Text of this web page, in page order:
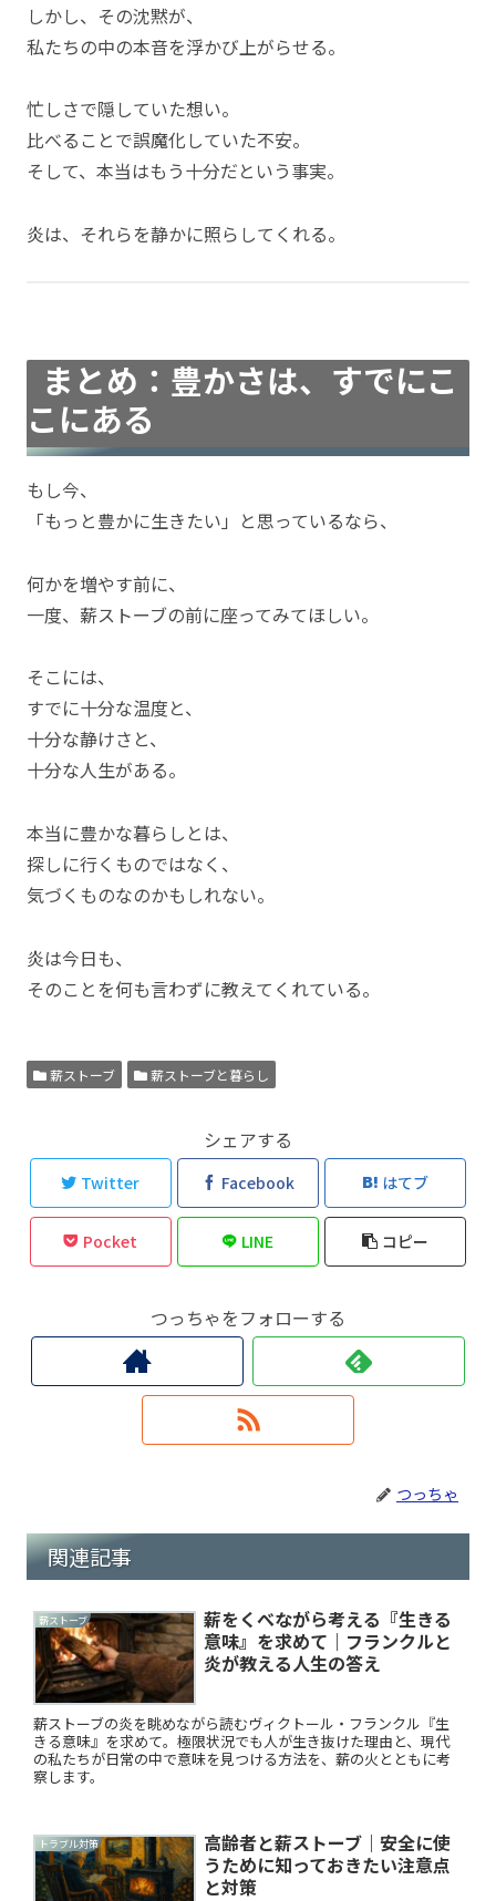
しかし、その沈黙が、
私たちの中の本音を浮かび上がらせる。
忙しさで隠していた想い。
比べることで誤魔化していた不安。
そして、本当はもう十分だという事実。
炎は、それらを静かに照らしてくれる。
まとめ：豊かさは、すでにこ
こにある
もし今、
「もっと豊かに生きたい」と思っているなら、
何かを増やす前に、
一度、薪ストーブの前に座ってみてほしい。
そこには、
すでに十分な温度と、
十分な静けさと、
十分な人生がある。
本当に豊かな暮らしとは、
探しに行くものではなく、
気づくものなのかもしれない。
炎は今日も、
そのことを何も言わずに教えてくれている。
薪ストーブ 薪ストーブと暮らし
シェアする
Twitter Facebook はてブ
Pocket LINE コピー
つっちゃをフォローする
つっちゃ
関連記事
薪ストーブ
薪をくべながら考える『生きる
意味』を求めて｜フランクルと
炎が教える人生の答え
薪ストーブの炎を眺めながら読むヴィクトール・フランクル『生
きる意味』を求めて。極限状況でも人が生き抜けた理由と、現代
の私たちが日常の中で意味を見つける方法を、薪の火とともに考
察します。
トラブル対策
高齢者と薪ストーブ｜安全に使
うために知っておきたい注意点
と対策